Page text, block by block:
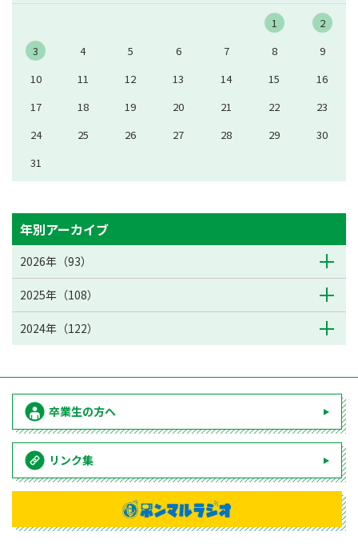
1
2
3
4 5 6 7 8
9
10
11 12 13 14 15
16
17
18 19 20 21 22
23
24
25 26 27 28 29
30
31
年別アーカイブ
2026年（93）
2025年（108）
2024年（122）
卒業生の方へ
リンク集